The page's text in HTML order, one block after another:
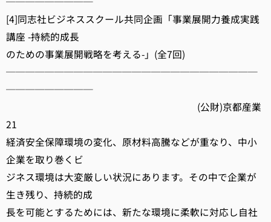
[4]同志社ビジネススクール共同企画「事業展開力養成実践
講座 -持続的成長
のための事業展開戦略を考える-」(全7回)
──────────────────────────
─────────
(公財)京都産業
21
経済安全保障環境の変化、原材料高騰などが重なり、中小
企業を取り巻くビ
ジネス環境は大変厳しい状況にあります。その中で企業が
生き残り、持続的成
長を可能とするためには、新たな環境に柔軟に対応し自社